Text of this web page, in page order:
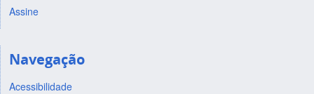
Assine
Navegação
Acessibilidade